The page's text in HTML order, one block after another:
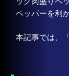
ペッパーを利
本記事では、